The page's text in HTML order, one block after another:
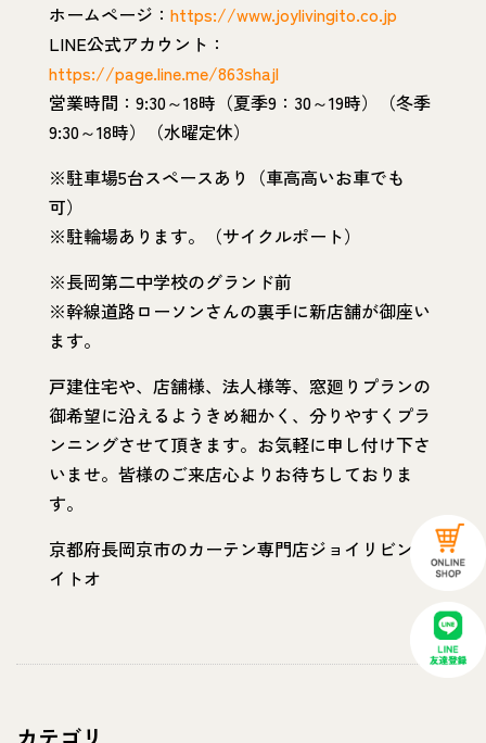
ホームページ： https://www.joylivingito.co.jp
LINE公式アカウント：
https://page.line.me/863shajl
営業時間：9:30～18時（夏季9：30～19時）（冬季
9:30～18時）（水曜定休）
※駐車場5台スペースあり（車高高いお車でも
可）
※駐輪場あります。（サイクルポート）
※長岡第二中学校のグランド前
※幹線道路ローソンさんの裏手に新店舗が御座い
ます。
戸建住宅や、店舗様、法人様等、窓廻りプランの
御希望に沿えるようきめ細かく、分りやすくプラ
ンニングさせて頂きます。お気軽に申し付け下さ
いませ。皆様のご来店心よりお待ちしておりま
す。
京都府長岡京市のカーテン専門店ジョイリビング
イトオ